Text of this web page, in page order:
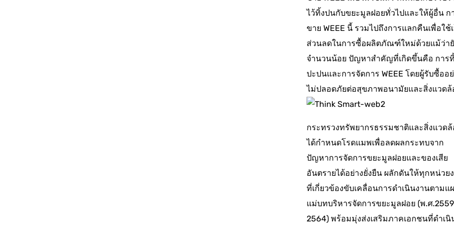
ไว้ทิ้งปนกับขยะมูลฝอยทั่วไปและให้ผู้อื่น ก
ขาย WEEE นี้ รวมไปถึงการแลกคืนเพื่อใช้
ส่วนลดในการซื้อผลิตภัณฑ์ใหม่ด้วยแม้ว่า
จำนวนน้อย ปัญหาสำคัญที่เกิดขึ้นคือ การ
ปะปนและการจัดการ WEEE โดยผู้รับซื้ออ
ไม่ปลอดภัยต่อสุขภาพอนามัยและสิ่งแวดล้
กระทรวงทรัพยากรธรรมชาติและสิ่งแวด
ได้กำหนดโรดแมพเพื่อลดผลกระทบจาก
ปัญหาการจัดการขยะมูลฝอยและของเสีย
อันตรายได้อย่างยั่งยืน ผลักดันให้ทุกหน่วย
ที่เกี่ยวข้องขับเคลื่อนการดำเนินงานตามแ
แม่บทบริหารจัดการขยะมูลฝอย (พ.ศ
2564) พร้อมมุ่งส่งเสริมภาคเอกชนที่ดำเนิ